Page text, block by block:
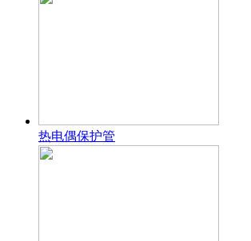
热电偶保护管